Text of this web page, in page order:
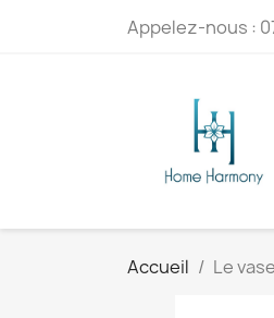
Appelez-nous :
Accueil Le